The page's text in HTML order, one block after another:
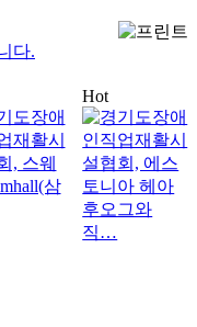
다.
Hot